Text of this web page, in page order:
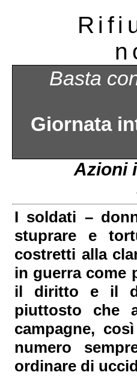
Basta
Giornata
Azioni
I soldati –
stuprare e
costretti alla
in guerra come
il diritto e il
piuttosto che
campagne,
numero
ordinare di